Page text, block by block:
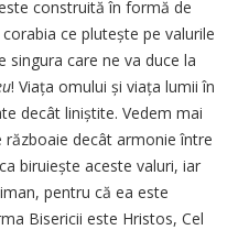
construită în formă de
ce plutește pe valurile
singura care ne va duce la
! Viața omului și viața lumii în
decât liniștite. Vedem mai
decât armonie între
biruiește aceste valuri, iar
pentru că ea este
Bisericii este Hristos, Cel